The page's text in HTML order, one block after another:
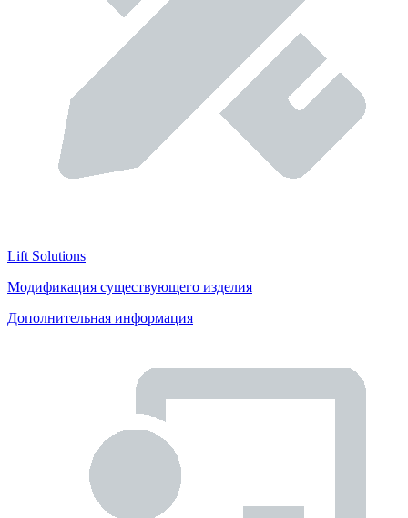
Lift Solutions
Модификация существующего изделия
Дополнительная информация